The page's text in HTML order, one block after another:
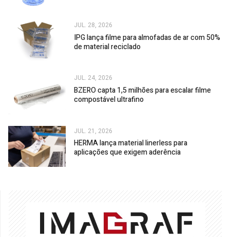
JUL. 28, 2026
IPG lança filme para almofadas de ar com 50%
de material reciclado
JUL. 24, 2026
BZERO capta 1,5 milhões para escalar filme
compostável ultrafino
JUL. 21, 2026
HERMA lança material linerless para
aplicações que exigem aderência